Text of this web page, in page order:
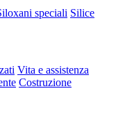
speciali Silice
Vita e assistenza
Costruzione